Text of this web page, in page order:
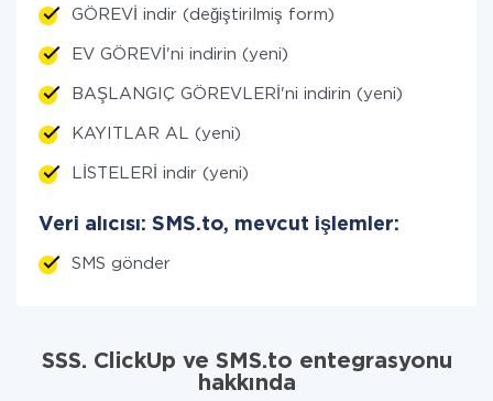
GÖREVİ indir (değiştirilmiş form)
EV GÖREVİ'ni indirin (yeni)
BAŞLANGIÇ GÖREVLERİ'ni indirin (yeni)
KAYITLAR AL (yeni)
LİSTELERİ indir (yeni)
Veri alıcısı: SMS.to, mevcut işlemler:
SMS gönder
SSS. ClickUp ve SMS.to entegrasyonu
hakkında